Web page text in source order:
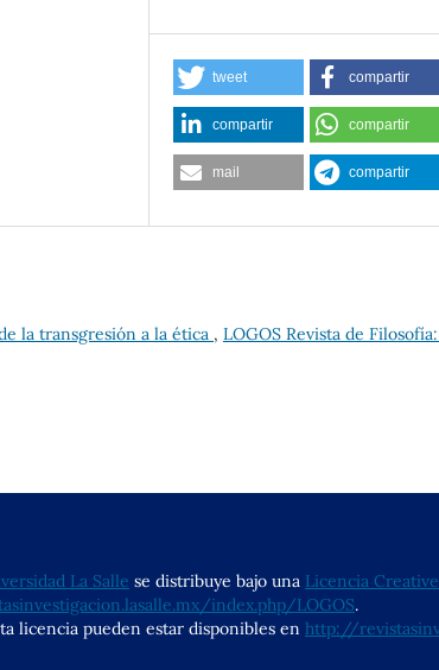
tweet compartir
compartir compartir
mail compartir
la transgresión a la ética , LOGOS Revista de
La Salle se distribuye bajo una Licencia
index.php/LOGOS.
licencia pueden estar disponibles en http://